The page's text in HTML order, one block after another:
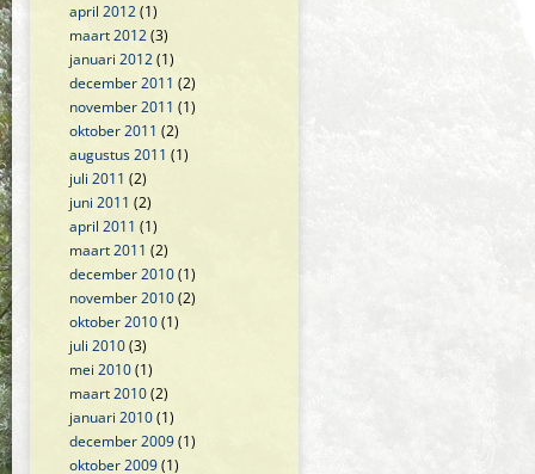
april 2012(1)
maart 2012(3)
januari 2012(1)
december 2011 (2)
november 2011 (1)
oktober 2011 (2)
augustus 2011 (1)
juli 2011 (2)
juni 2011 (2)
april 2011 (1)
maart 2011 (2)
december 2010(1)
november 2010(2)
oktober 2010(1)
juli 2010(3)
mei 2010(1)
maart 2010(2)
januari 2010(1)
december 2009(1)
oktober 2009(1)